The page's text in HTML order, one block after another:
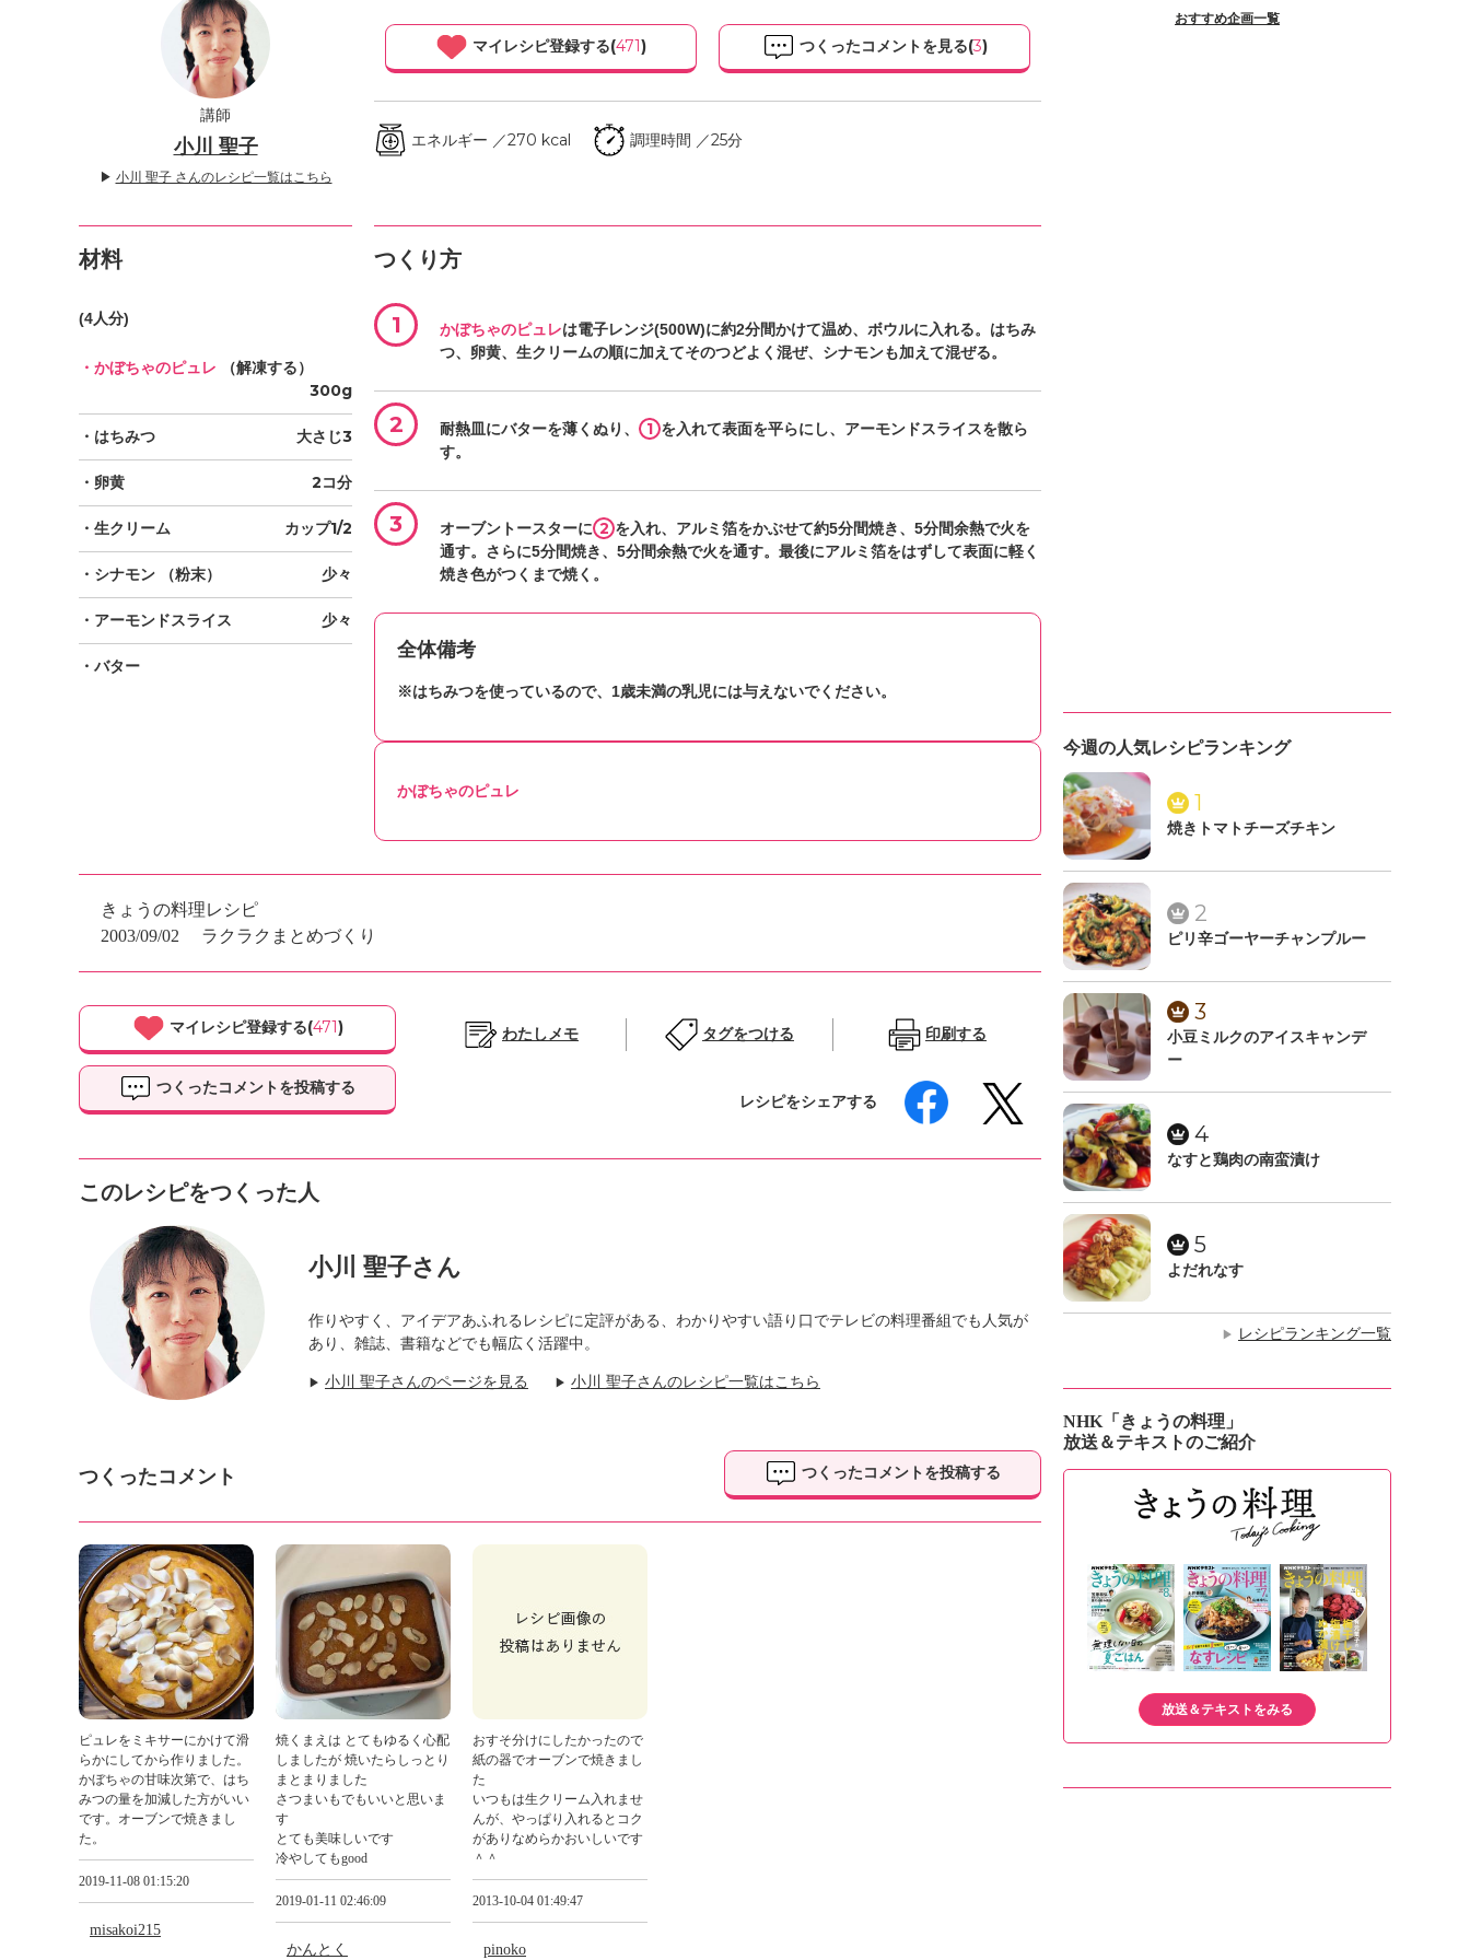
講師
小川 聖子
▶ 小川 聖子 さんのレシピ一覧はこちら
マイレシピ登録する(471) つくったコメントを見る(3)
エネルギー ／270 kcal 調理時間 ／25分
材料
(4人分)
・かぼちゃのピュレ （解凍する）
300g
・はちみつ 大さじ3
・卵黄 2コ分
・生クリーム カップ1/2
・シナモン （粉末） 少々
・アーモンドスライス 少々
・バター
つくり方
1 かぼちゃのピュレは電子レンジ(500W)に約2分間かけて温め、ボウルに入れる。はちみ
つ、卵黄、生クリームの順に加えてそのつどよく混ぜ、シナモンも加えて混ぜる。
2 耐熱皿にバターを薄くぬり、 1 を入れて表面を平らにし、アーモンドスライスを散ら
す。
3 オーブントースターに 2 を入れ、アルミ箔をかぶせて約5分間焼き、5分間余熱で火を
通す。さらに5分間焼き、5分間余熱で火を通す。最後にアルミ箔をはずして表面に軽く
焼き色がつくまで焼く。
全体備考
※はちみつを使っているので、1歳未満の乳児には与えないでください。
かぼちゃのピュレ
きょうの料理レシピ
2003/09/02
ラクラクまとめづくり
マイレシピ登録する(471)
つくったコメントを投稿する
わたしメモ タグをつける 印刷する
レシピをシェアする
このレシピをつくった人
小川 聖子さん
作りやすく、アイデアあふれるレシピに定評がある、わかりやすい語り口でテレビの料理番組でも人気が
あり、雑誌、書籍などでも幅広く活躍中。
▶ 小川 聖子さんのページを見る ▶ 小川 聖子さんのレシピ一覧はこちら
つくったコメント つくったコメントを投稿する
ピュレをミキサーにかけて滑
らかにしてから作りました。
かぼちゃの甘味次第で、はち
みつの量を加減した方がいい
です。オーブンで焼きまし
た。
2019-11-08 01:15:20
misakoi215
焼くまえは とてもゆるく心配
しましたが 焼いたらしっとり
まとまりました
さつまいもでもいいと思いま
す
とても美味しいです
冷やしてもgood
2019-01-11 02:46:09
かんとく
おすそ分けにしたかったので
紙の器でオーブンで焼きまし
た
いつもは生クリーム入れませ
んが、やっぱり入れるとコク
がありなめらかおいしいです
＾＾
2013-10-04 01:49:47
pinoko
おすすめ企画一覧
今週の人気レシピランキング
1
焼きトマトチーズチキン
2
ピリ辛ゴーヤーチャンプルー
3
小豆ミルクのアイスキャンデ
ー
4
なすと鶏肉の南蛮漬け
5
よだれなす
▶ レシピランキング一覧
NHK「きょうの料理」
放送＆テキストのご紹介
放送＆テキストをみる